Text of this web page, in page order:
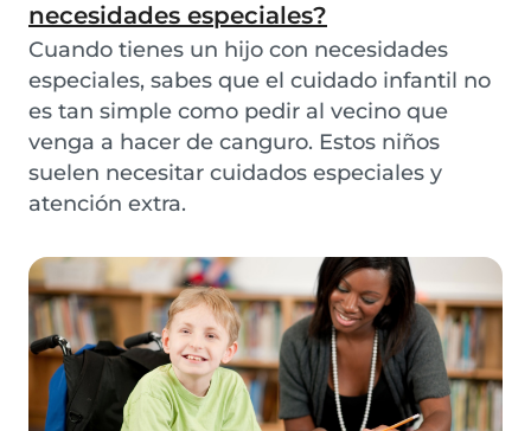
necesidades especiales?
Cuando tienes un hijo con necesidades
especiales, sabes que el cuidado infantil no
es tan simple como pedir al vecino que
venga a hacer de canguro. Estos niños
suelen necesitar cuidados especiales y
atención extra.